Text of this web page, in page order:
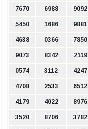
7670 6988 9092
5450 1686 9881
4638 0366 7850
9073 8342 2119
0574 3112 4247
4708 2533 6512
4179 4022 8976
3520 8706 3782